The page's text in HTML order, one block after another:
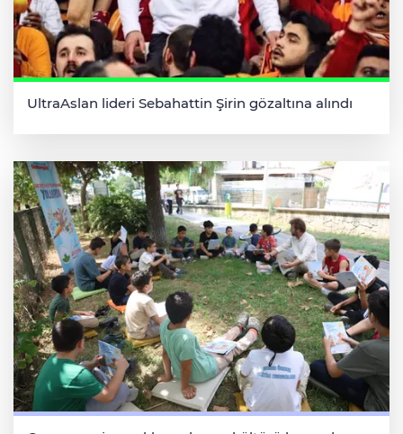
UltraAslan lideri Sebahattin Şirin gözaltına alındı